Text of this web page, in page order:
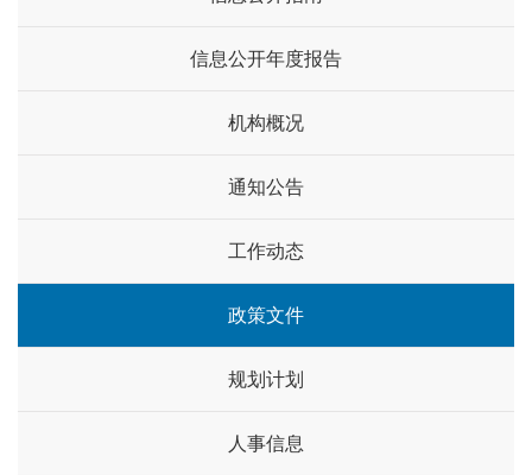
信息公开年度报告
机构概况
通知公告
工作动态
政策文件
规划计划
人事信息